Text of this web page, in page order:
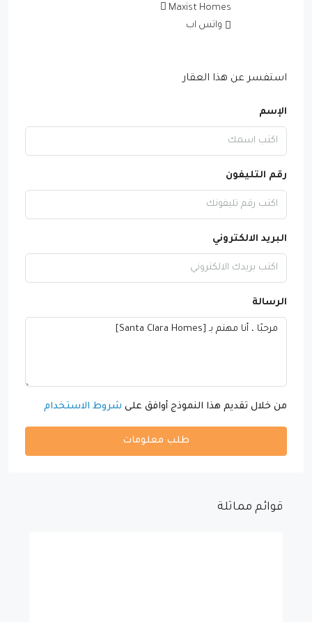
Maxist Homes
واتس اب
استفسر عن هذا العقار
الإسم
رقم التليفون
البريد الالكتروني
الرسالة
من خلال تقديم هذا النموذج أوافق على شروط الاستخدام
طلب معلومات
قوائم مماثلة